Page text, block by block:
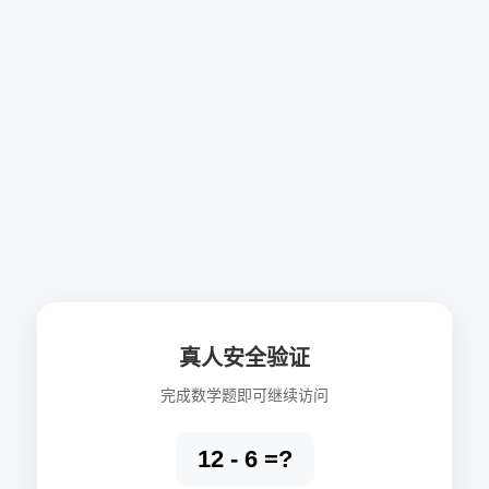
真人安全验证
完成数学题即可继续访问
12 - 6 =?